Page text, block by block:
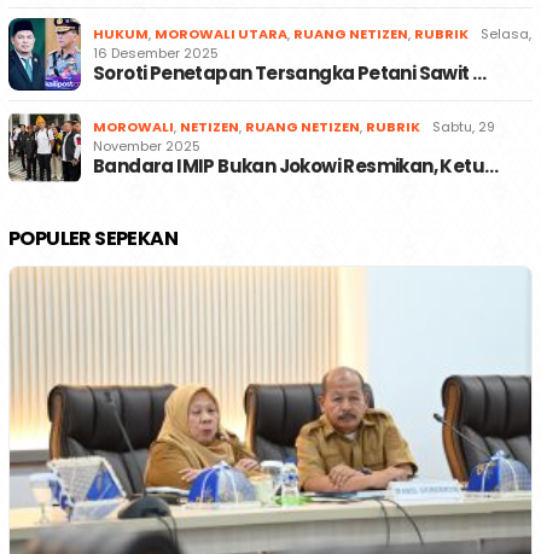
HUKUM, MOROWALI UTARA, RUANG NETIZEN, RUBRIK
Selasa,
16 Desember 2025
Soroti Penetapan Tersangka Petani Sawit …
MOROWALI, NETIZEN, RUANG NETIZEN, RUBRIK
Sabtu, 29
November 2025
Bandara IMIP Bukan Jokowi Resmikan, Ketu…
POPULER SEPEKAN